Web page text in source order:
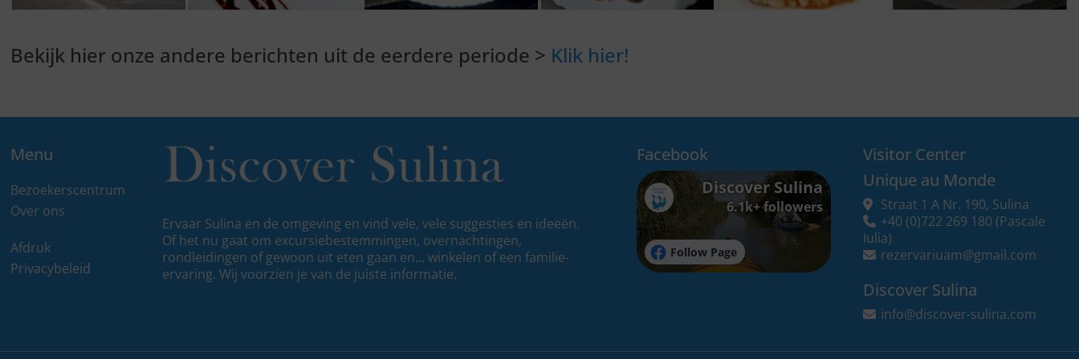
Bekijk hier onze andere berichten uit de eerdere periode > Klik hier!
Menu
Bezoekerscentrum
Over ons
Afdruk
Privacybeleid
Ervaar Sulina en de omgeving en vind vele, vele suggesties en ideeën.
Of het nu gaat om excursiebestemmingen, overnachtingen,
rondleidingen of gewoon uit eten gaan en... winkelen of een familie-
ervaring. Wij voorzien je van de juiste informatie.
Facebook
Discover Sulina
6.1k+ followers
Follow Page
Visitor Center
Unique au Monde
Straat 1 A Nr. 190, Sulina
+40 (0)722 269 180 (Pascale
Iulia)
rezervariuam@gmail.com
Discover Sulina
info@discover-sulina.com